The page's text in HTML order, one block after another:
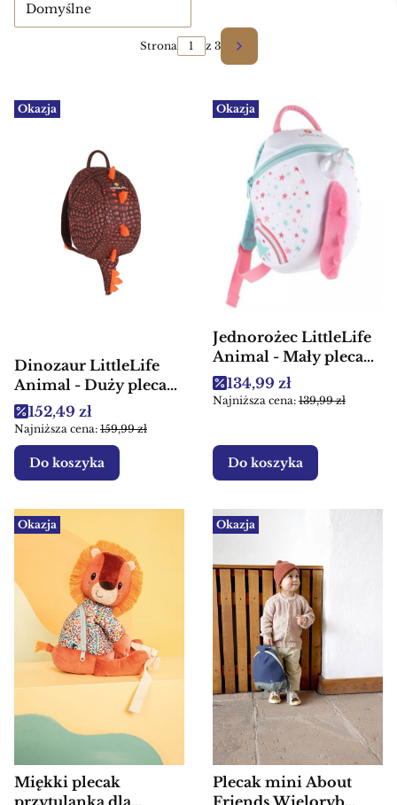
Domyślne
Strona z 3 Następne produkty
Okazja
Dinozaur LittleLife
Animal - Duży plecak
dla dzieci
Cena promocyjna
152,49 zł
Najniższa cena: 159,99 zł
Do koszyka
Okazja
Jednorożec LittleLife
Animal - Mały plecak
dla dzieci
Cena promocyjna
134,99 zł
Najniższa cena: 139,99 zł
Do koszyka
Okazja
Miękki plecak
przytulanka dla
Okazja
Plecak mini About
Friends Wieloryb